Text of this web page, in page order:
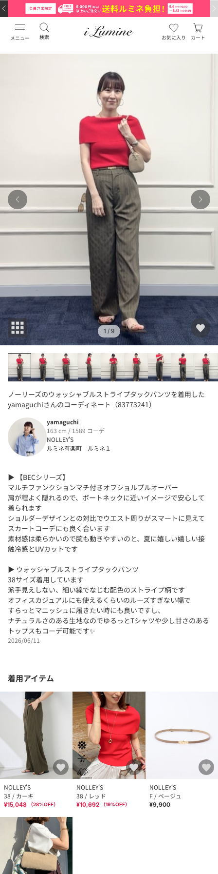
メニュー 検索 お気に入り カート
1 / 9
ノーリーズのウォッシャブルストライプタックパンツを着用した
yamaguchiさんのコーディネート（83773241）
yamaguchi
163 cm / 1589 コーデ
NOLLEY'S
ルミネ有楽町 ルミネ１
▶︎ 【BECシリーズ】
マルチファンクションマチ付きオフショルプルオーバー
肩が程よく隠れるので、ボートネックに近いイメージで安心して
着られます
ショルダーデザインとの対比でウエスト周りがスマートに見えて
スカートコーデにも良く合います
素材感は柔らかいので腕も動きやすいのと、夏に嬉しい嬉しい接
触冷感とUVカットです
▶︎ ウォッシャブルストライプタックパンツ
38サイズ着用しています
派手見えしない、細い線でなじむ配色のストライプ柄です
オフィスカジュアルにも使えるくらいのルーズすぎない幅で
すらっとマニッシュに履きたい時にも良いですし、
ナチュラルさのある生地なのでゆるっとTシャツや少し甘さのある
トップスもコーデ可能です✨
2026/06/11
着用アイテム
NOLLEY'S
38 / カーキ
¥15,048 （28%OFF）
NOLLEY'S
38 / レッド
¥10,692 （19%OFF）
NOLLEY'S
F / ベージュ
¥9,900